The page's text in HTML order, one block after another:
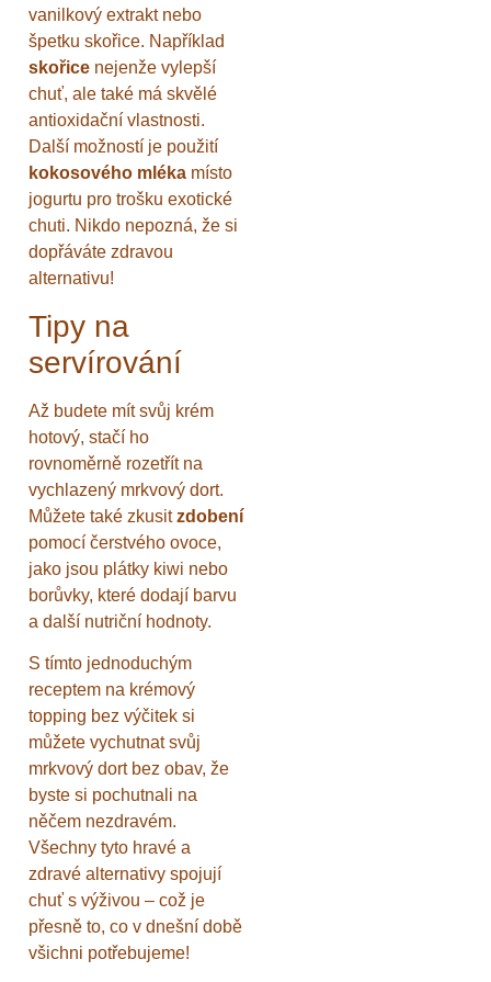
vanilkový extrakt nebo
špetku skořice. Například
skořice nejenže vylepší
chuť, ale také má skvělé
antioxidační vlastnosti.
Další možností je použití
kokosového mléka místo
jogurtu pro trošku exotické
chuti. Nikdo nepozná, že si
dopřáváte zdravou
alternativu!
Tipy na
servírování
Až budete mít svůj krém
hotový, stačí ho
rovnoměrně rozetřít na
vychlazený mrkvový dort.
Můžete také zkusitzdobení
pomocí čerstvého ovoce,
jako jsou plátky kiwi nebo
borůvky, které dodají barvu
a další nutriční hodnoty.
S tímto jednoduchým
receptem na krémový
topping bez výčitek si
můžete vychutnat svůj
mrkvový dort bez obav, že
byste si pochutnali na
něčem nezdravém.
Všechny tyto hravé a
zdravé alternativy spojují
chuť s výživou – což je
přesně to, co v dnešní době
všichni potřebujeme!